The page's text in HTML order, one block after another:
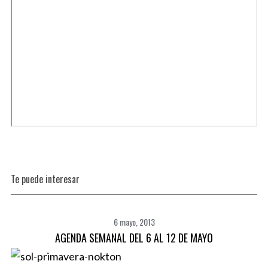
Te puede interesar
6 mayo, 2013
AGENDA SEMANAL DEL 6 AL 12 DE MAYO